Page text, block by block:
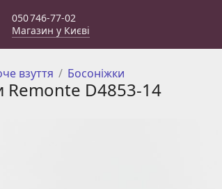
050 746-77-02
Магазин у Києві
взуття Босоніжки
Remonte D4853-14